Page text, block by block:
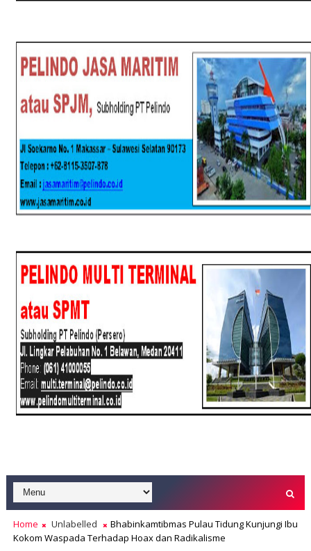
Home Unlabelled
Bhabinkamtibmas Pulau Tidung Kunjungi Ibu
Kokom Waspada Terhadap Hoax dan Radikalisme